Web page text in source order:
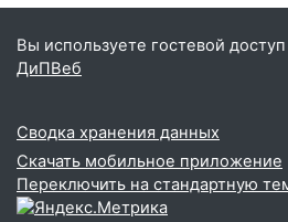
Вы используете гостевой
ДиПВеб
Сводка хранения данных
Скачать мобильное приложение
Переключить на стандартную